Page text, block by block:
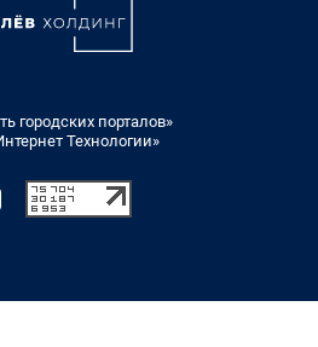
городских порталов»
Технологии»